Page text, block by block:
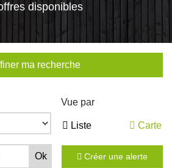
disponibles
ma recherche
Vue par
Liste Carte
Créer une alerte